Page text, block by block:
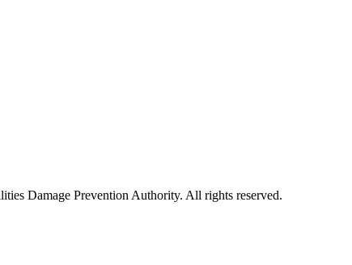
Damage Prevention Authority. All rights reserved.